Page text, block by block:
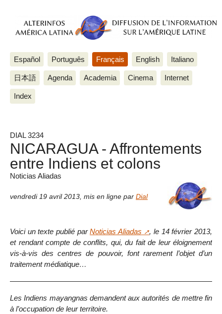
Español Português Français English Italiano
日本語 Agenda Academia Cinema Internet
Index
DIAL 3234
NICARAGUA - Affrontements
entre Indiens et colons
Noticias Aliadas
vendredi 19 avril 2013 mis en ligne par Dial
Voici un texte publié parNoticias Aliadas
, le 14 février 2013,
et rendant compte de conflits, qui, du fait de leur éloignement
vis-à-vis des centres de pouvoir, font rarement l’objet d’un
traitement médiatique…
Les Indiens mayangnas demandent aux autorités de mettre fin
à l’occupation de leur territoire.